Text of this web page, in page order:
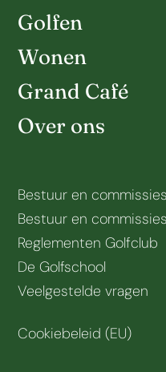
Golfen
Wonen
Grand Café
Over ons
Bestuur en
Bestuur en
Reglementen Golfclub
De Golfschool
Veelgestelde vragen
Cookiebeleid (EU)